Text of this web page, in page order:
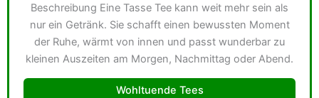
Beschreibung Eine Tasse Tee kann weit mehr sein als
nur ein Getränk. Sie schafft einen bewussten Moment
der Ruhe, wärmt von innen und passt wunderbar zu
kleinen Auszeiten am Morgen, Nachmittag oder Abend.
Wohltuende Tees